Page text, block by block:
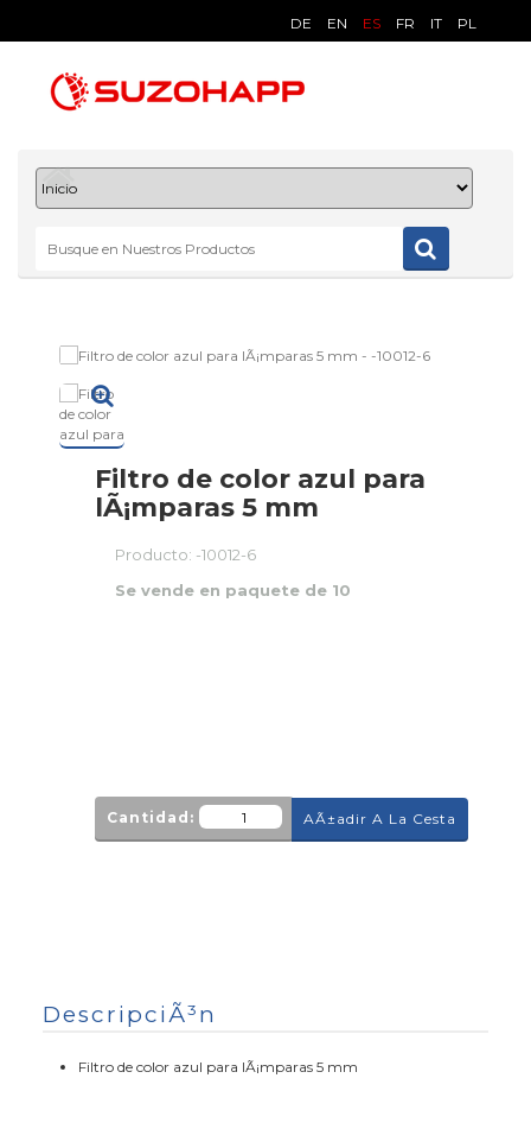
DE EN ES FR IT PL
Filtro de color azul para
lÃ¡mparas 5 mm
Producto: -10012-6
Se vende en paquete de 10
Cantidad: AÃ±adir A La Cesta
DescripciÃ³n
Filtro de color azul para lÃ¡mparas 5 mm